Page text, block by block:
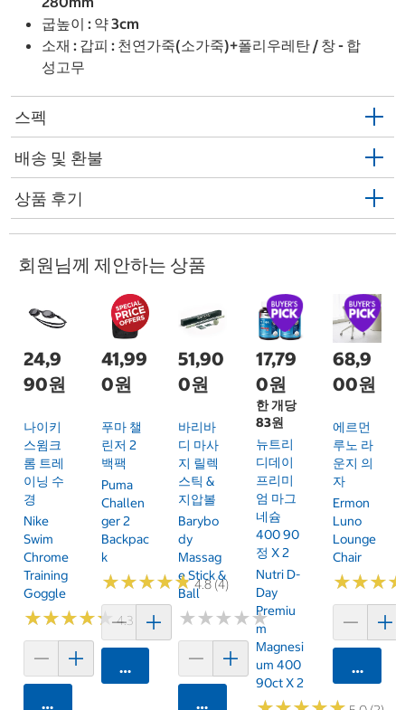
굽높이 : 약 3cm
소재 : 갑피 : 천연가죽(소가죽)+폴리우레탄 / 창 - 합
성고무
스펙
배송 및 환불
상품 후기
회원님께 제안하는 상품
24,9
90원
나이키
스윔크
롬 트레
이닝 수
경
Nike
Swim
Chrome
Training
Goggle
★★★★★
★★★★★4.3 (9)
카트에 담기
41,99
0원
푸마 챌
린저 2
백팩
Puma
Challen
Ger 2
Backpac
K
★★★★★
★★★★★4.8 (4)
카트에 담기
51,90
0원
바리바
디 마사
지 릴렉
스틱 &
지압볼
Barybo
Dy
Massag
E Stick &
Ball
★★★★★
★★★★★
카트에 담기
17,79
0원
한 개당
83원
뉴트리
디데이
프리미
엄 마그
네슘
400 90
정 X 2
Nutri D-
Day
Premiu
M
Magnesi
Um 400
90ct X 2
68,9
00원
에르먼
루노 라
운지 의
자
Ermon
Luno
Lounge
Chair
★★★
★★★
카트에